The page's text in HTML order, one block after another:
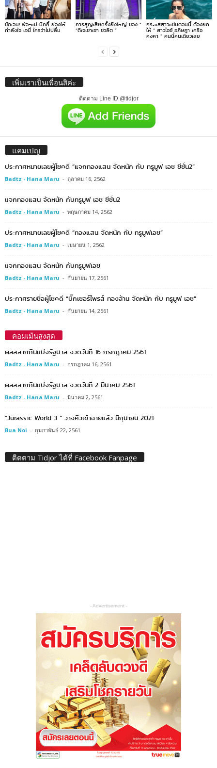
ชัดเจน! พ่อ-แม่ มิกกี้ ย่องให้
กำลังใจ เจนี่ ใครว่าไม่ปลื้ม
การสูญเสียครั้งยิ่งใหญ่ ของ ”
“ดีเจเชาเชา ชวลิต ”
กระแสสาวแซ่บตอนนี้ ต้องยก
ให้ ” สาวไอซ์ อภิษฎา เครือ
คงคา ” คนนี้คนเดียวเลย
เพิ่มเราเป็นเพื่อนสิค่ะ
ติดตาม Line ID @tidjor
แคมเปญ
ประกาศหมายเลขผู้โชคดี “แจกทองแสน จัดหนัก กับ ทรูมูฟ เอช ซีซั่น2”
Badtz - Hana Maru - ตุลาคม 16, 2562
แจกทองแสน จัดหนัก กับทรูมูฟ เอช ซีซั่น2
Badtz - Hana Maru - พฤษภาคม 14, 2562
ประกาศหมายเลขผู้โชคดี “ทองแสน จัดหนัก กับ ทรูมูฟเอช”
Badtz - Hana Maru - เมษายน 1, 2562
แจกทองแสน จัดหนัก กับทรูมูฟเอช
Badtz - Hana Maru - กันยายน 17, 2561
ประกาศรายชื่อผู้โชคดี “บิ๊กเซอร์ไพรส์ ทองล้าน จัดหนัก กับ ทรูมูฟ เอช”
Badtz - Hana Maru - กันยายน 14, 2561
คอมเม้นสูงสุด
ผลสลากกินแบ่งรัฐบาล งวดวันที่ 16 กรกฎาคม 2561
Badtz - Hana Maru - กรกฎาคม 16, 2561
ผลสลากกินแบ่งรัฐบาล งวดวันที่ 2 มีนาคม 2561
Badtz - Hana Maru - มีนาคม 2, 2561
“Jurassic World 3 ” วางคิวเข้าฉายแล้ว มิถุนายน 2021
Bua Noi - กุมภาพันธ์ 22, 2561
ติดตาม Tidjor ได้ที่ Facebook Fanpage
- Advertisement -